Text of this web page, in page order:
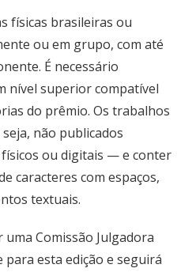
físicas brasileiras ou
ou em grupo, com até
É necessário
nível superior compatível
do prêmio. Os trabalhos
não publicados
ou digitais — e conter
caracteres com espaços,
textuais.
Comissão Julgadora
esta edição e seguirá